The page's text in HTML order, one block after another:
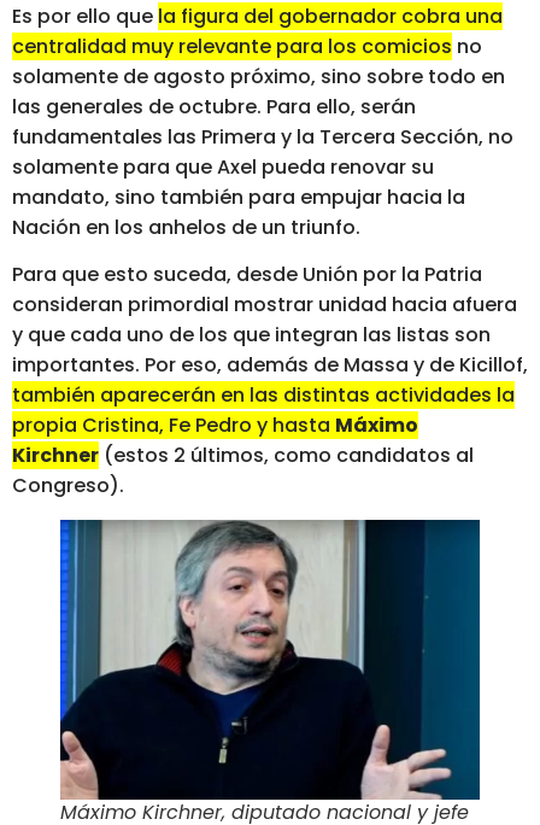
Es por ello que la figura del gobernador cobra una
centralidad muy relevante para los comicios no
solamente de agosto próximo, sino sobre todo en
las generales de octubre. Para ello, serán
fundamentales las Primera y la Tercera Sección, no
solamente para que Axel pueda renovar su
mandato, sino también para empujar hacia la
Nación en los anhelos de un triunfo.
Para que esto suceda, desde Unión por la Patria
consideran primordial mostrar unidad hacia afuera
y que cada uno de los que integran las listas son
importantes. Por eso, además de Massa y de Kicillof,
también aparecerán en las distintas actividades la
propia Cristina, Fe Pedro y hasta Máximo
Kirchner (estos 2 últimos, como candidatos al
Congreso).
Máximo Kirchner, diputado nacional y jefe